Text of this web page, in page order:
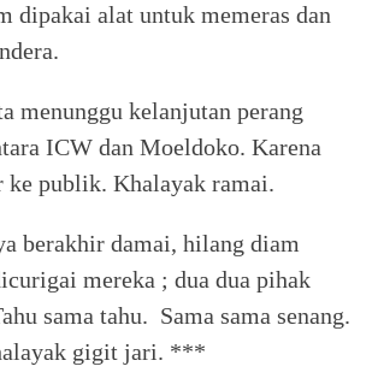
dipakai alat untuk memeras dan
menunggu kelanjutan perang
ICW dan Moeldoko. Karena
ke publik. Khalayak ramai.
berakhir damai, hilang diam
mereka ; dua dua pihak
sama tahu. Sama sama senang.
gigit jari. ***